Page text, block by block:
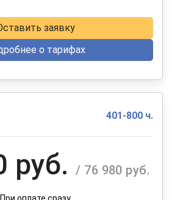
заявку
о тарифах
401-800 ч.
руб. / 76 980 руб.
При оплате сразу